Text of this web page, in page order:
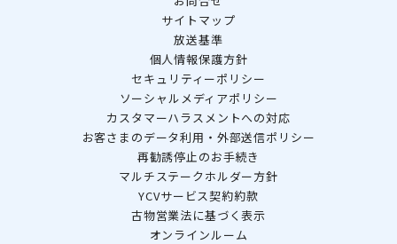
サイトマップ
放送基準
個人情報保護方針
セキュリティーポリシー
ソーシャルメディアポリシー
カスタマーハラスメントへの対応
お客さまのデータ利用・外部送信ポリシー
再勧誘停止のお手続き
マルチステークホルダー方針
YCVサービス契約約款
古物営業法に基づく表示
オンラインルーム